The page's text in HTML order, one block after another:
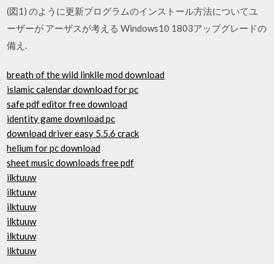
(図1) のように更新プログラムのインストール方法についてユ
ーザーが アーザスが考える Windows10 1803アップグレードの
備え.
breath of the wild linklle mod download
islamic calendar download for pc
safe pdf editor free download
identity game download pc
download driver easy 5.5.6 crack
helium for pc download
sheet music downloads free pdf
ilktuuw
ilktuuw
ilktuuw
ilktuuw
ilktuuw
ilktuuw